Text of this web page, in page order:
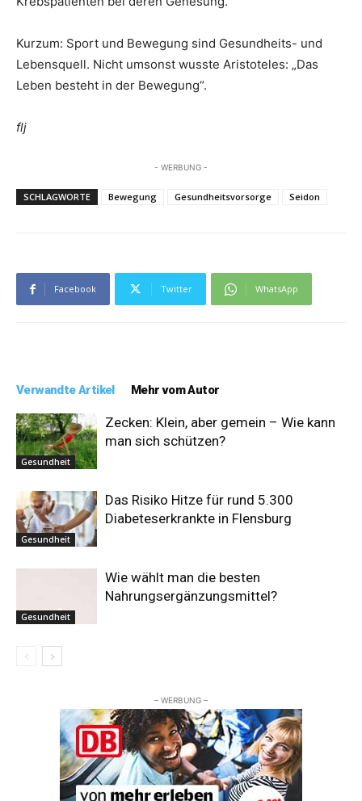
Kurzum: Sport und Bewegung sind Gesundheits- und
Lebensquell. Nicht umsonst wusste Aristoteles: „Das
Leben besteht in der Bewegung“.
flj
- WERBUNG -
SCHLAGWORTE Bewegung Gesundheitsvorsorge Seidon
Facebook Twitter WhatsApp
Verwandte Artikel Mehr vom Autor
Gesundheit
Zecken: Klein, aber gemein – Wie kann
man sich schützen?
Gesundheit
Das Risiko Hitze für rund 5.300
Diabeteserkrankte in Flensburg
Gesundheit
Wie wählt man die besten
Nahrungsergänzungsmittel?
– WERBUNG –